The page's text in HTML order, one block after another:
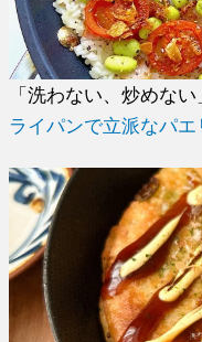
「洗わない、炒めな
ライパンで立派なパ